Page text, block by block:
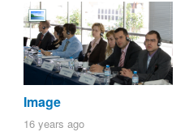
Image
16 years ago